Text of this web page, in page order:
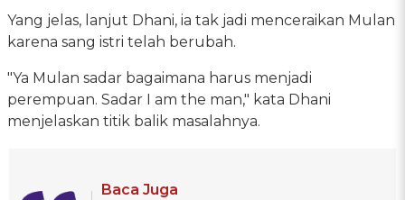
Yang jelas, lanjut Dhani, ia tak jadi menceraikan Mulan
karena sang istri telah berubah.
"Ya Mulan sadar bagaimana harus menjadi
perempuan. Sadar I am the man," kata Dhani
menjelaskan titik balik masalahnya.
Baca Juga